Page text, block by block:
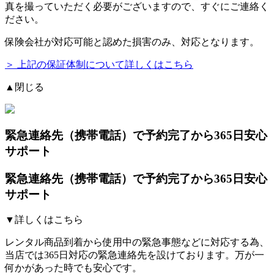
真を撮っていただく必要がございますので、すぐにご連絡く
ださい。
保険会社が対応可能と認めた損害のみ、対応となります。
＞ 上記の保証体制について詳しくはこちら
▲閉じる
緊急連絡先（携帯電話） で予約完了から365日安心
サポート
緊急連絡先（携帯電話） で予約完了から365日安心
サポート
▼詳しくはこちら
レンタル商品到着から使用中の緊急事態などに対応する為、
当店では365日対応の緊急連絡先を設けております。 万が一
何かがあった時でも安心です。